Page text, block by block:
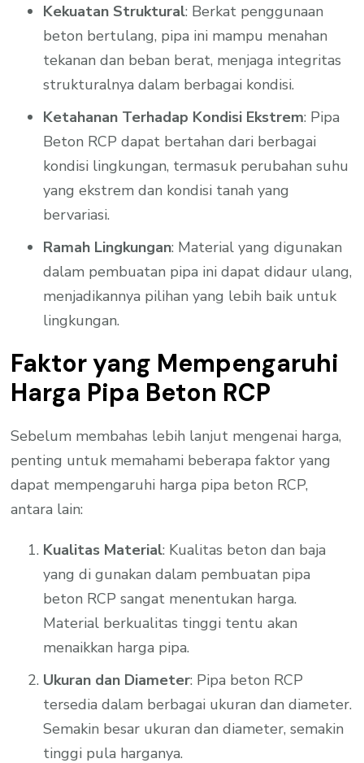
Kekuatan Struktural: Berkat penggunaan
beton bertulang, pipa ini mampu menahan
tekanan dan beban berat, menjaga integritas
strukturalnya dalam berbagai kondisi.
Ketahanan Terhadap Kondisi Ekstrem: Pipa
Beton RCP dapat bertahan dari berbagai
kondisi lingkungan, termasuk perubahan suhu
yang ekstrem dan kondisi tanah yang
bervariasi.
Ramah Lingkungan: Material yang digunakan
dalam pembuatan pipa ini dapat didaur ulang,
menjadikannya pilihan yang lebih baik untuk
lingkungan.
Faktor yang Mempengaruhi
Harga Pipa Beton RCP
Sebelum membahas lebih lanjut mengenai harga,
penting untuk memahami beberapa faktor yang
dapat mempengaruhi harga pipa beton RCP,
antara lain:
Kualitas Material: Kualitas beton dan baja
yang di gunakan dalam pembuatan pipa
beton RCP sangat menentukan harga.
Material berkualitas tinggi tentu akan
menaikkan harga pipa.
Ukuran dan Diameter: Pipa beton RCP
tersedia dalam berbagai ukuran dan diameter.
Semakin besar ukuran dan diameter, semakin
tinggi pula harganya.